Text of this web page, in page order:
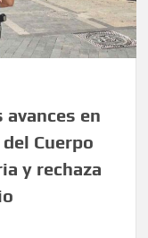
avances en
Cuerpo
y rechaza